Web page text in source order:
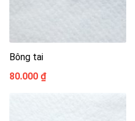
Bông tai
80.000 ₫